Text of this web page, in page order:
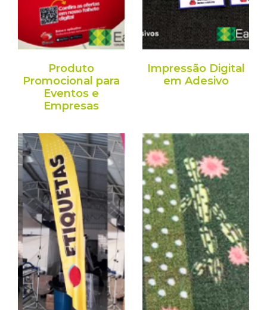
Produto
Promocional para
Eventos e
Empresas
Impressão Digital
em Adesivo